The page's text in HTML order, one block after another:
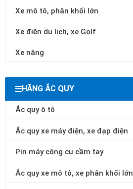
Xe mô tô, phân khối lớn
Xe điện du lịch, xe Golf
Xe nâng
HÃNG ẮC QUY
Ắc quy ô tô
Ắc quy xe máy điện, xe đạp điện
Pin máy công cụ cầm tay
Ắc quy xe mô tô, xe phân khối lớn